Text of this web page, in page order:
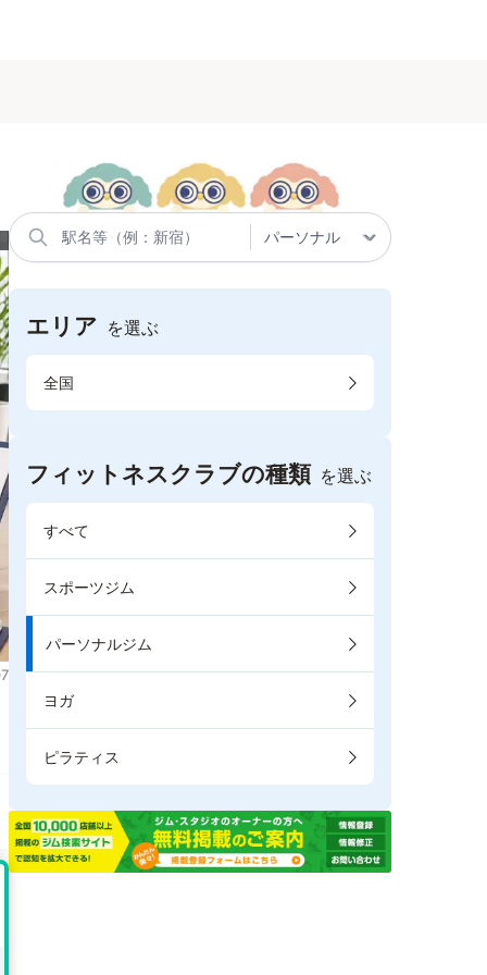
エリア を選ぶ
全国
フィットネスクラブの種類 を選ぶ
すべて
スポーツジム
パーソナルジム
ヨガ
ピラティス